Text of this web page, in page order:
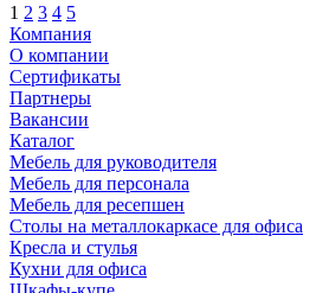
1 2 3 4 5
Компания
О компании
Сертификаты
Партнеры
Вакансии
Каталог
Мебель для руководителя
Мебель для персонала
Мебель для ресепшен
Столы на металлокаркасе для офиса
Кресла и стулья
Кухни для офиса